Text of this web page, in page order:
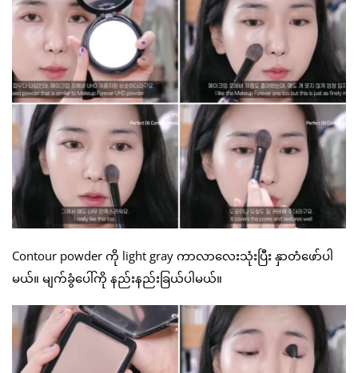
Contour powder ကို light gray ကာလာလေးသုံးပြီး နှာတံဖော်ပါ
မယ်။ မျက်ခွံပေါ်ကို နည်းနည်းခြယ်ပါမယ်။